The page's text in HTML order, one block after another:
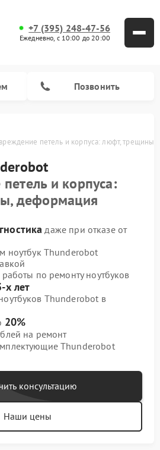
+7 (395) 248-47-56
Ежедневно, с 10:00 до 20:00
Позвонить
петель и корпуса: люфт, трещины,
и корпуса:
деформация
даже при отказе от
ноутбук Thunderobot
по ремонту ноутбуков
х лет
Thunderobot в
20%
на ремонт
Thunderobot
консультацию
Наши цены